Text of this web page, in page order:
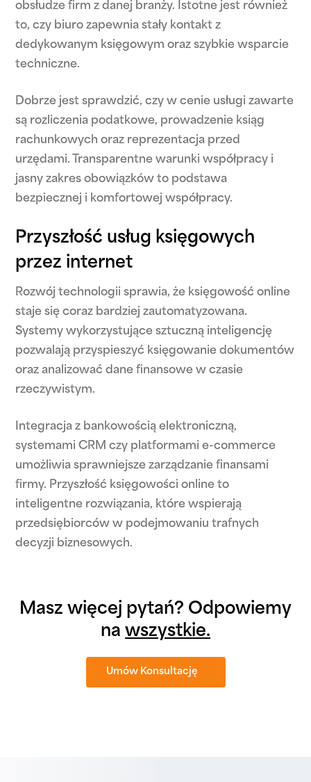
obsłudze firm z danej branży. Istotne jest również
to, czy biuro zapewnia stały kontakt z
dedykowanym księgowym oraz szybkie wsparcie
techniczne.
Dobrze jest sprawdzić, czy w cenie usługi zawarte
są rozliczenia podatkowe, prowadzenie ksiąg
rachunkowych oraz reprezentacja przed
urzędami. Transparentne warunki współpracy i
jasny zakres obowiązków to podstawa
bezpiecznej i komfortowej współpracy.
Przyszłość usług księgowych
przez internet
Rozwój technologii sprawia, że księgowość online
staje się coraz bardziej zautomatyzowana.
Systemy wykorzystujące sztuczną inteligencję
pozwalają przyspieszyć księgowanie dokumentów
oraz analizować dane finansowe w czasie
rzeczywistym.
Integracja z bankowością elektroniczną,
systemami CRM czy platformami e-commerce
umożliwia sprawniejsze zarządzanie finansami
firmy. Przyszłość księgowości online to
inteligentne rozwiązania, które wspierają
przedsiębiorców w podejmowaniu trafnych
decyzji biznesowych.
Masz więcej pytań? Odpowiemy
na wszystkie.
Umów Konsultację